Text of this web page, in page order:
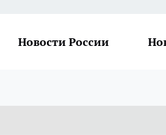
Новости России